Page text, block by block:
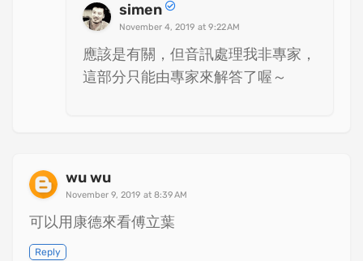
simen
November 4, 2019 at 9:22 AM
應該是有關，但音訊處理我非專家，
這部分只能由專家來解答了喔～
wu wu
November 9, 2019 at 8:39 AM
可以用康德來看傅立葉
Reply